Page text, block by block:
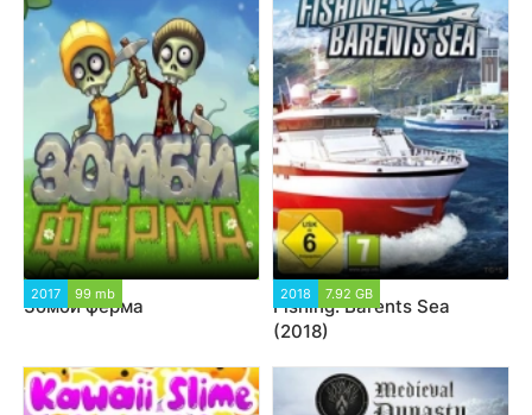
2017 99 mb
Зомби ферма
2018 7.92 GB
Fishing: Barents Sea
(2018)